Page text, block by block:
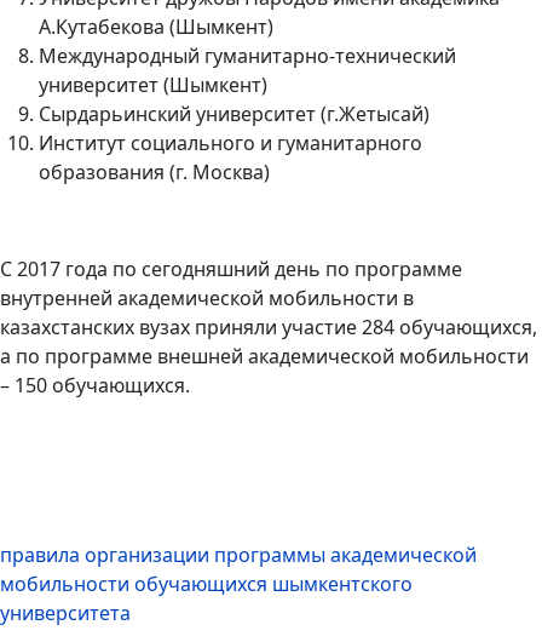
А.Кутабекова (Шымкент)
Международный гуманитарно-технический
университет (Шымкент)
Сырдарьинский университет (г.Жетысай)
Институт социального и гуманитарного
образования (г. Москва)
С 2017 года по сегодняшний день по программе
внутренней академической мобильности в
казахстанских вузах приняли участие 284 обучающихся,
а по программе внешней академической мобильности
– 150 обучающихся.
правила организации программы академической
мобильности обучающихся шымкентского
университета